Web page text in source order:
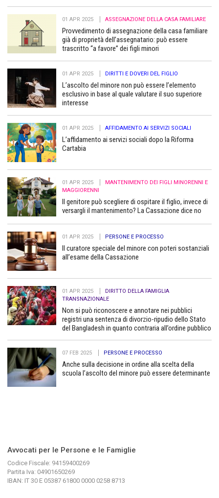
01 APR 2025 ASSEGNAZIONE DELLA CASA FAMILIARE
Provvedimento di assegnazione della casa familiare
già di proprietà dell’assegnatario: può essere
trascritto “a favore” dei figli minori
01 APR 2025 DIRITTI E DOVERI DEL FIGLIO
L’ascolto del minore non può essere l’elemento
esclusivo in base al quale valutare il suo superiore
interesse
01 APR 2025 AFFIDAMENTO AI SERVIZI SOCIALI
L’affidamento ai servizi sociali dopo la Riforma
Cartabia
01 APR 2025
MANTENIMENTO DEI FIGLI MINORENNI E
MAGGIORENNI
Il genitore può scegliere di ospitare il figlio, invece di
versargli il mantenimento? La Cassazione dice no
01 APR 2025 PERSONE E PROCESSO
Il curatore speciale del minore con poteri sostanziali
all’esame della Cassazione
01 APR 2025
DIRITTO DELLA FAMIGLIA
TRANSNAZIONALE
Non si può riconoscere e annotare nei pubblici
registri una sentenza di divorzio-ripudio dello Stato
del Bangladesh in quanto contraria all’ordine pubblico
07 FEB 2025 PERSONE E PROCESSO
Anche sulla decisione in ordine alla scelta della
scuola l’ascolto del minore può essere determinante
Avvocati per le Persone e le Famiglie
Codice Fiscale: 94159400269
Partita Iva: 04901650269
IBAN: IT 30 E 05387 61800 0000 0258 8713